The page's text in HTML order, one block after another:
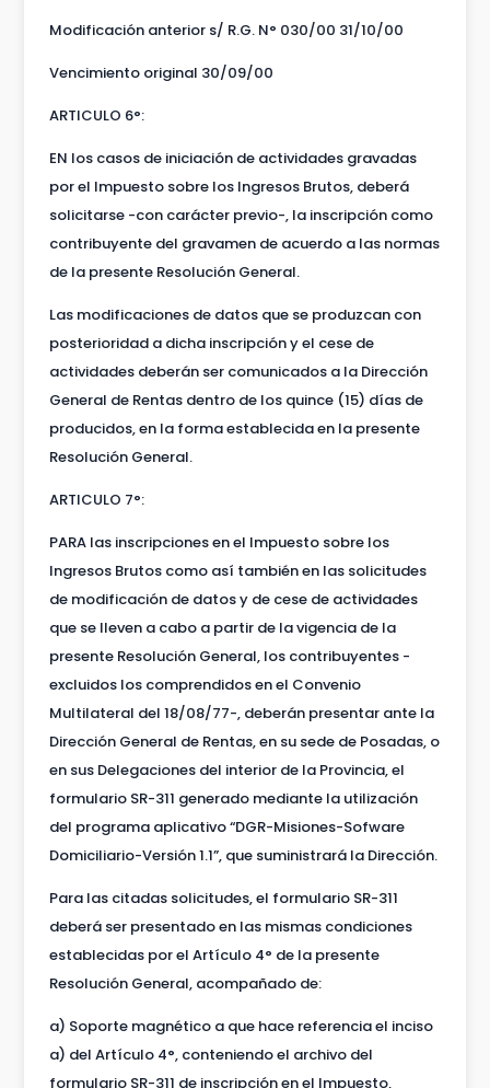
Modificación anterior s/ R.G. N° 030/00 31/10/00
Vencimiento original 30/09/00
ARTICULO 6°:
EN los casos de iniciación de actividades gravadas
por el Impuesto sobre los Ingresos Brutos, deberá
solicitarse -con carácter previo-, la inscripción como
contribuyente del gravamen de acuerdo a las normas
de la presente Resolución General.
Las modificaciones de datos que se produzcan con
posterioridad a dicha inscripción y el cese de
actividades deberán ser comunicados a la Dirección
General de Rentas dentro de los quince (15) días de
producidos, en la forma establecida en la presente
Resolución General.
ARTICULO 7°:
PARA las inscripciones en el Impuesto sobre los
Ingresos Brutos como así también en las solicitudes
de modificación de datos y de cese de actividades
que se lleven a cabo a partir de la vigencia de la
presente Resolución General, los contribuyentes -
excluidos los comprendidos en el Convenio
Multilateral del 18/08/77-, deberán presentar ante la
Dirección General de Rentas, en su sede de Posadas, o
en sus Delegaciones del interior de la Provincia, el
formulario SR-311 generado mediante la utilización
del programa aplicativo “DGR-Misiones-Sofware
Domiciliario-Versión 1.1”, que suministrará la Dirección.
Para las citadas solicitudes, el formulario SR-311
deberá ser presentado en las mismas condiciones
establecidas por el Artículo 4° de la presente
Resolución General, acompañado de:
a) Soporte magnético a que hace referencia el inciso
a) del Artículo 4°, conteniendo el archivo del
formulario SR-311 de inscripción en el Impuesto,